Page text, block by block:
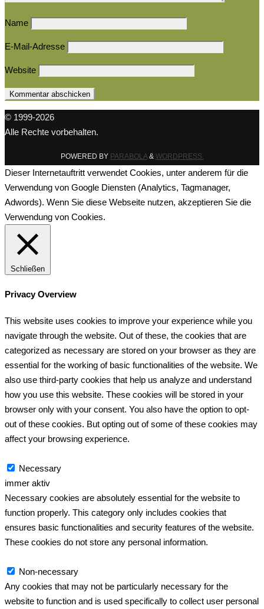
Name
E-Mail-Adresse
Website
© 1999-2026
Alle Rechte vorbehalten.
POWERED BY PARABOLA& WORDPRESS.
Dieser Internetauftritt verwendet Cookies, unter anderem für die
Verwendung von Google Diensten (Analytics, Tagmanager,
Adwords). Wenn Sie diese Webseite nutzen, akzeptieren Sie die
Verwendung von Cookies.
Schließen
Privacy Overview
This website uses cookies to improve your experience while you
navigate through the website. Out of these, the cookies that are
categorized as necessary are stored on your browser as they are
essential for the working of basic functionalities of the website. We
also use third-party cookies that help us analyze and understand
how you use this website. These cookies will be stored in your
browser only with your consent. You also have the option to opt-
out of these cookies. But opting out of some of these cookies may
affect your browsing experience.
Necessary
immer aktiv
Necessary cookies are absolutely essential for the website to
function properly. This category only includes cookies that
ensures basic functionalities and security features of the website.
These cookies do not store any personal information.
Non-necessary
Any cookies that may not be particularly necessary for the
website to function and is used specifically to collect user personal